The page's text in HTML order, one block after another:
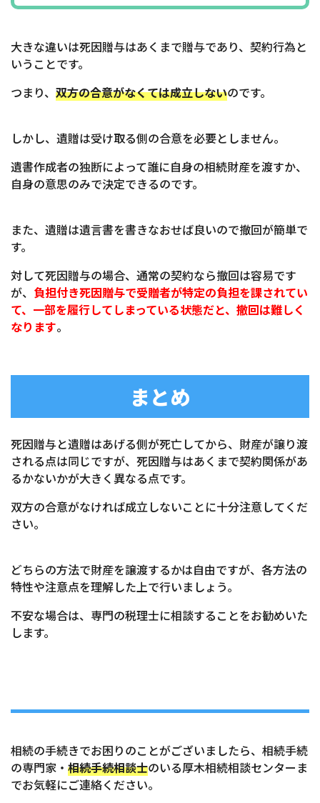
大きな違いは死因贈与はあくまで贈与であり、契約行為と
いうことです。
つまり、 双方の合意がなくては成立しないのです。
しかし、遺贈は受け取る側の合意を必要としません。
遺書作成者の独断によって誰に自身の相続財産を渡すか、
自身の意思のみで決定できるのです。
また、遺贈は遺言書を書きなおせば良いので撤回が簡単で
す。
対して死因贈与の場合、通常の契約なら撤回は容易です
が、 負担付き死因贈与で受贈者が特定の負担を課されてい
て、一部を履行してしまっている状態だと、撤回は難しく
なります。
まとめ
死因贈与と遺贈はあげる側が死亡してから、財産が譲り渡
される点は同じですが、死因贈与はあくまで契約関係があ
るかないかが大きく異なる点です。
双方の合意がなければ成立しないことに十分注意してくだ
さい。
どちらの方法で財産を譲渡するかは自由ですが、各方法の
特性や注意点を理解した上で行いましょう。
不安な場合は、専門の税理士に相談することをお勧めいた
します。
相続の手続きでお困りのことがございましたら、相続手続
の専門家・ 相続手続相談士のいる厚木相続相談センターま
でお気軽にご連絡ください。